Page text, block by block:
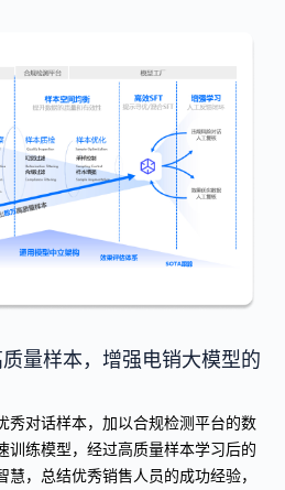
量样本，增强电销大模型的
秀对话样本，加以合规检测平台的数
训练模型，经过高质量样本学习后的
慧，总结优秀销售人员的成功经验，